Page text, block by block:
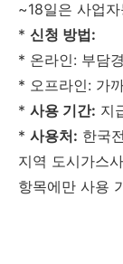
~18일은 사업
* 신청 방법:
* 온라인: 부담
* 오프라인: 가
* 사용 기간: 지
* 사용처: 한국
지역 도시가스
항목에만 사용